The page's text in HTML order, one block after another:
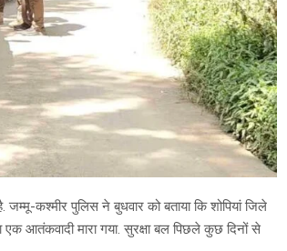
कश्मीर पुलिस ने बुधवार को बताया कि शोपियां जिले
आतंकवादी मारा गया. सुरक्षा बल पिछले कुछ दिनों से